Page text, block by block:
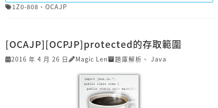
1Z0-808 、 OCAJP
[OCAJP][OCPJP]protected的存取範圍
2016 年 4 月 26 日 Magic Len 題庫解析 、 Java